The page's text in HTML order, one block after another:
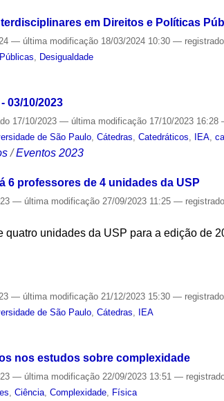
em Direitos e Políticas
— última modificação 18/03/2024 10:30—
, Desigualdade
03/10/2023
17/10/2023— última modificação 17/10/2023 16:28
de São Paulo ,Cátedras ,Catedráticos IEA ,
/Eventos 2023
6 professores de 4 unidades da USP
— última modificação 27/09/2023 11:25—
quatro unidades da USP para a edição de
— última modificação 21/12/2023 15:30—
de São Paulo,Cátedras, IEA
nos estudos sobre complexidade
— última modificação 22/09/2023 13:51—
,Ciência ,Complexidade Física